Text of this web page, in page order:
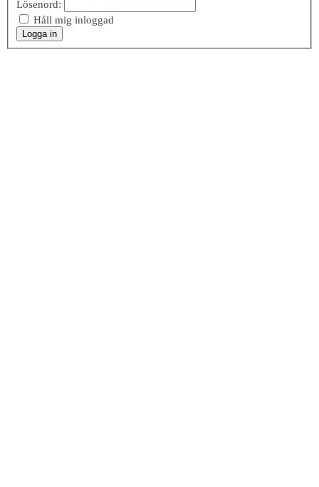
Lösenord:
Håll mig inloggad
Logga in